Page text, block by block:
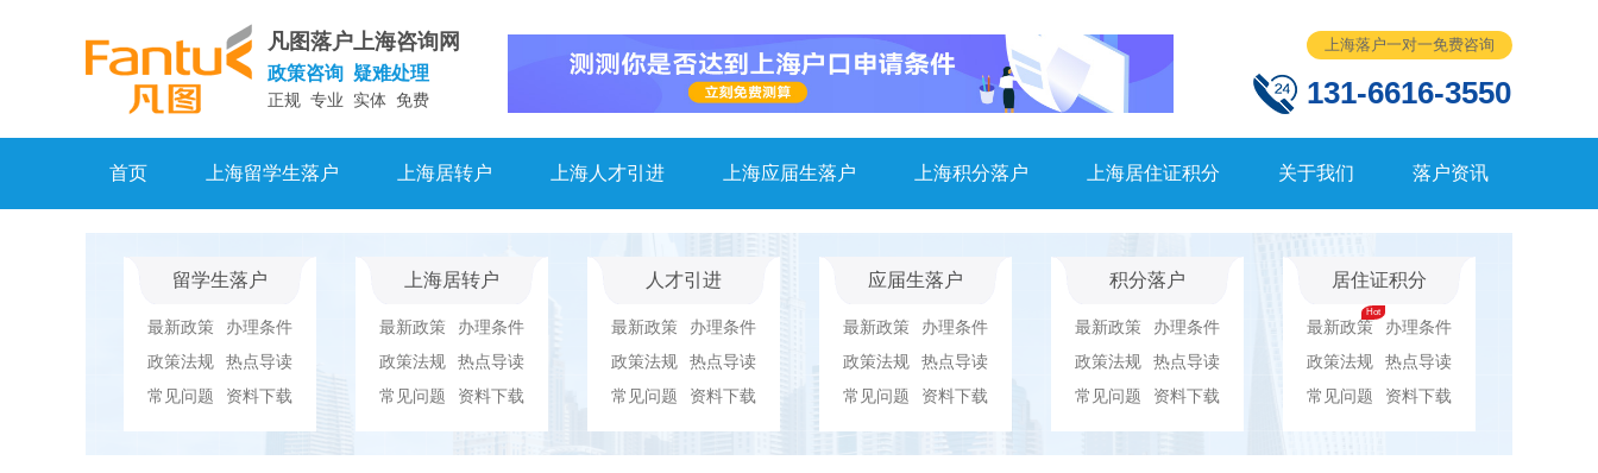
凡图落户上海咨询网
政策咨询 疑难处理
正规 专业 实体 免费
上海落户一对一免费咨询
131-6616-3550
首页 上海留学生落户 上海居转户 上海人才引进 上海应届生落户 上海积分落户 上海居住证积分 关于我们 落户资讯
留学生落户
最新政策
办理条件
政策法规
热点导读
常见问题
资料下载
上海居转户
最新政策
办理条件
政策法规
热点导读
常见问题
资料下载
人才引进
最新政策
办理条件
政策法规
热点导读
常见问题
资料下载
应届生落户
最新政策
办理条件
政策法规
热点导读
常见问题
资料下载
积分落户
最新政策
办理条件
政策法规
热点导读
常见问题
资料下载
居住证积分
最新政策
办理条件
政策法规
热点导读
常见问题
资料下载